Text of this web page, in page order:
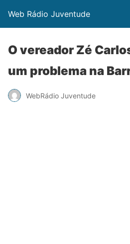
Web Rádio Juventude
O vereador Zé
um problema na
WebRádio Juventude